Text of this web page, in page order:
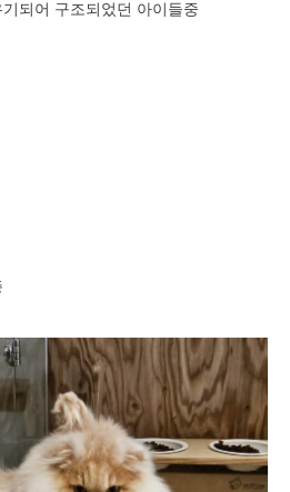
되어 구조되었던 아이들중